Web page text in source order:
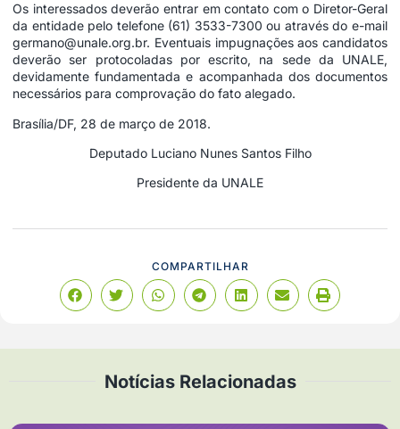
Os interessados deverão entrar em contato com o Diretor-Geral
da entidade pelo telefone (61) 3533-7300 ou através do e-mail
germano@unale.org.br. Eventuais impugnações aos candidatos
deverão ser protocoladas por escrito, na sede da UNALE,
devidamente fundamentada e acompanhada dos documentos
necessários para comprovação do fato alegado.
Brasília/DF, 28 de março de 2018.
Deputado Luciano Nunes Santos Filho
Presidente da UNALE
COMPARTILHAR
Notícias Relacionadas